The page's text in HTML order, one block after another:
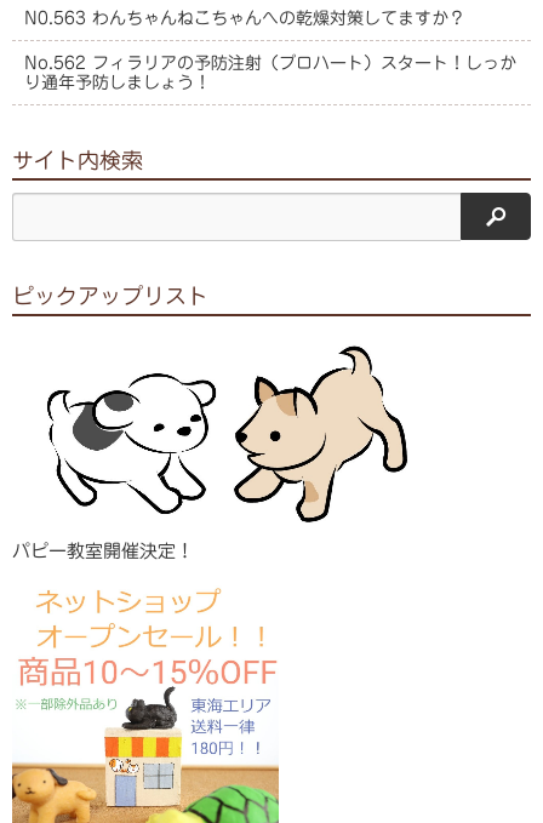
N0.563 わんちゃんねこちゃんへの乾燥対策してますか？
No.562 フィラリアの予防注射（プロハート）スタート！しっか
り通年予防しましょう！
サイト内検索
サ
ピックアップリスト
パピー教室開催決定！